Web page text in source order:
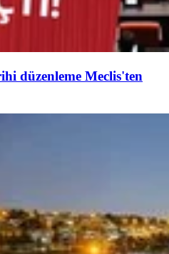
düzenleme Meclis'ten